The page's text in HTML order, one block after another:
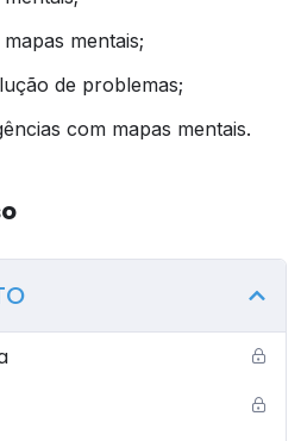
DISPONIBILIZADA COM A
NESSE SENTIDO, NÃO É
PULE ETAPAS.
mentais;
de problemas;
com mapas mentais.